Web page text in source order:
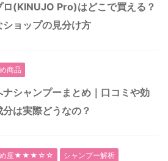
ロ(KINUJO Pro)はどこで買える？
ショップの見分け方
商品
ナシャンプーまとめ｜口コミや効
分は実際どうなの？
め度★★★☆☆ シャンプー解析